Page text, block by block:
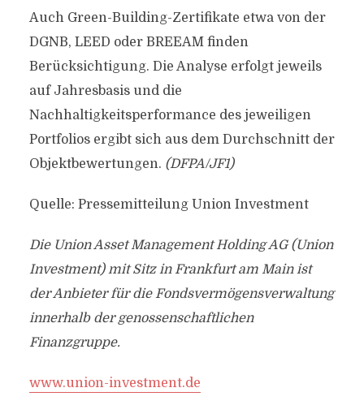
Auch Green-Building-Zertifikate etwa von der
DGNB, LEED oder BREEAM finden
Berücksichtigung. Die Analyse erfolgt jeweils
auf Jahresbasis und die
Nachhaltigkeitsperformance des jeweiligen
Portfolios ergibt sich aus dem Durchschnitt der
Objektbewertungen. (DFPA/JF1)
Quelle: Pressemitteilung Union Investment
Die Union Asset Management Holding AG (Union
Investment) mit Sitz in Frankfurt am Main ist
der Anbieter für die Fondsvermögensverwaltung
innerhalb der genossenschaftlichen
Finanzgruppe.
www.union-investment.de